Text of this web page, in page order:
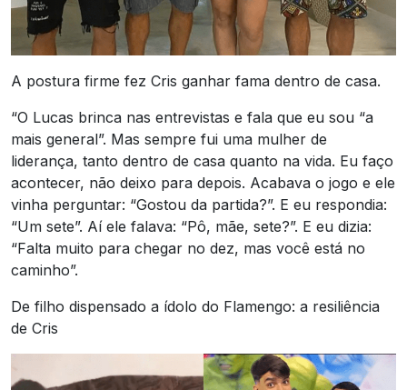
A postura firme fez Cris ganhar fama dentro de casa.
“O Lucas brinca nas entrevistas e fala que eu sou “a
mais general”. Mas sempre fui uma mulher de
liderança, tanto dentro de casa quanto na vida. Eu faço
acontecer, não deixo para depois. Acabava o jogo e ele
vinha perguntar: “Gostou da partida?”. E eu respondia:
“Um sete”. Aí ele falava: “Pô, mãe, sete?”. E eu dizia:
“Falta muito para chegar no dez, mas você está no
caminho”.
De filho dispensado a ídolo do Flamengo: a resiliência
de Cris